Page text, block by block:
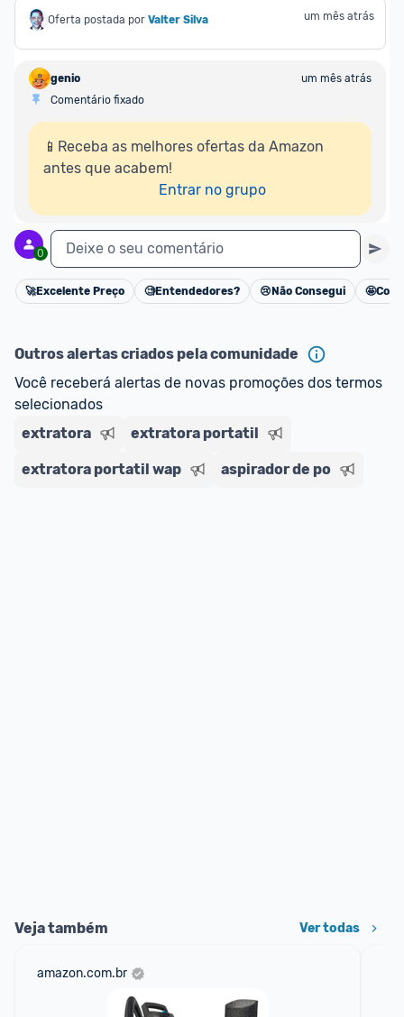
Oferta postada por Valter Silva um mês atrás
genio
um mês atrás
Comentário fixado
📱Receba as melhores ofertas da Amazon
antes que acabem!
Entrar no grupo
0 Deixe o seu comentário
Cancelar
🚀Excelente Preço 🧐Entendedores? 😢 Não Consegui 🤩
Outros alertas criados pela comunidade
Você receberá alertas de novas promoções dos termos
selecionados
extratora
extratora portatil
extratora portatil wap aspirador de po
Veja também Ver todas
amazon.com.br